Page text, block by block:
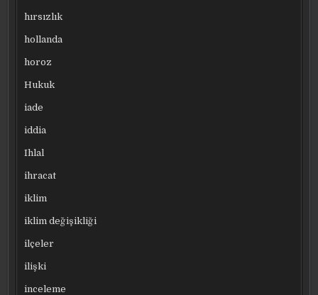
hırsızlık
hollanda
horoz
Hukuk
iade
iddia
Ihlal
ihracat
iklim
iklim değişikliği
ilçeler
ilişki
inceleme